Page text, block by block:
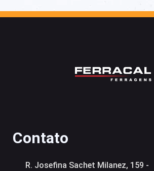
Contato
R. Josefina Sachet Milanez, 159 -